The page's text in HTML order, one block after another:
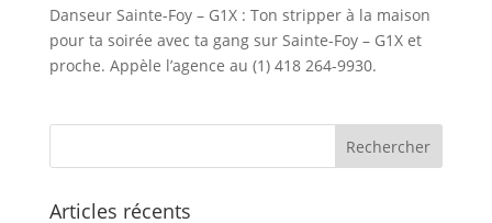
Danseur Sainte-Foy – G1X : Ton stripper à la maison
pour ta soirée avec ta gang sur Sainte-Foy – G1X et
proche. Appèle l’agence au (1) 418 264-9930.
Articles récents